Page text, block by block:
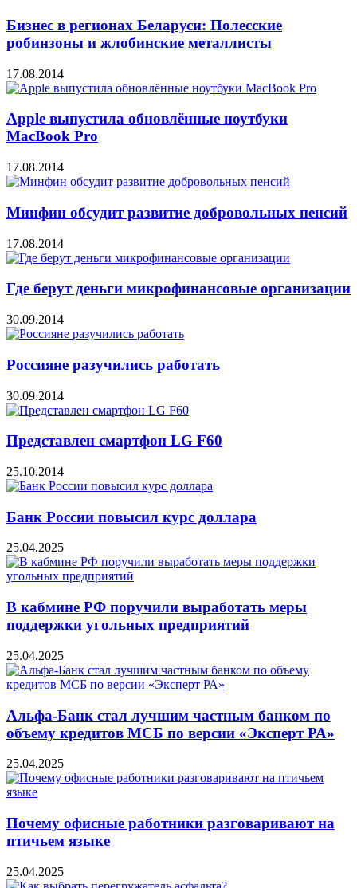
Бизнес в регионах Беларуси: Полесские
робинзоны и жлобинские металлисты
17.08.2014
Apple выпустила обновлённые ноутбуки
MacBook Pro
17.08.2014
Минфин обсудит развитие добровольных пенсий
17.08.2014
Где берут деньги микрофинансовые организации
30.09.2014
Россияне разучились работать
30.09.2014
Представлен смартфон LG F60
25.10.2014
Банк России повысил курс доллара
25.04.2025
В кабмине РФ поручили выработать меры
поддержки угольных предприятий
25.04.2025
Альфа-Банк стал лучшим частным банком по
объему кредитов МСБ по версии «Эксперт РА»
25.04.2025
Почему офисные работники разговаривают на
птичьем языке
25.04.2025